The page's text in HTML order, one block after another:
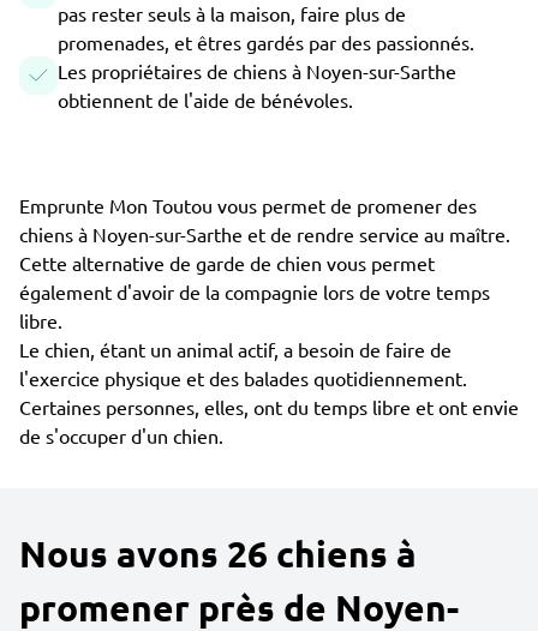
pas rester seuls à la maison, faire plus de
promenades, et êtres gardés par des passionnés.
Les propriétaires de chiens à Noyen-sur-Sarthe
obtiennent de l'aide de bénévoles.
Emprunte Mon Toutou vous permet de promener des
chiens à Noyen-sur-Sarthe et de rendre service au maître.
Cette alternative de garde de chien vous permet
également d'avoir de la compagnie lors de votre temps
libre.
Le chien, étant un animal actif, a besoin de faire de
l'exercice physique et des balades quotidiennement.
Certaines personnes, elles, ont du temps libre et ont envie
de s'occuper d'un chien.
Nous avons 26 chiens à
promener près de Noyen-